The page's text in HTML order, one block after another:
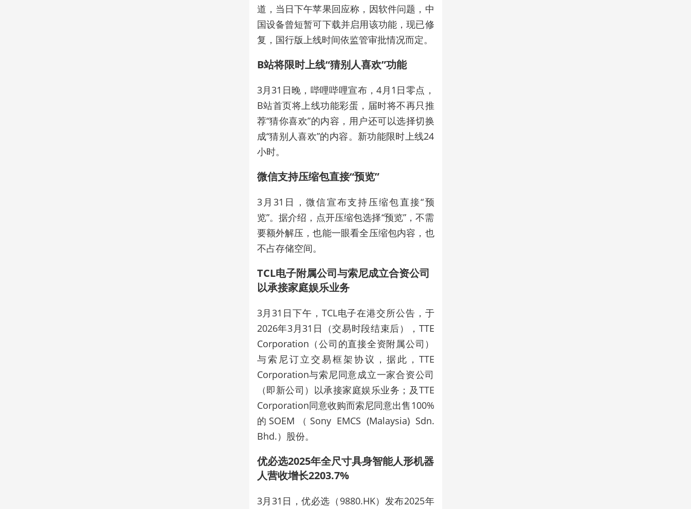
道，当日下午苹果回应称，因软件问题，中
国设备曾短暂可下载并启用该功能，现已修
复，国行版上线时间依监管审批情况而定。
B站将限时上线“猜别人喜欢”功能
3月31日晚，哔哩哔哩宣布，4月1日零点，
B站首页将上线功能彩蛋，届时将不再只推
荐“猜你喜欢”的内容，用户还可以选择切换
成“猜别人喜欢”的内容。新功能限时上线24
小时。
微信支持压缩包直接“预览”
3月31日，微信宣布支持压缩包直接“预
览”。据介绍，点开压缩包选择“预览”，不需
要额外解压，也能一眼看全压缩包内容，也
不占存储空间。
TCL电子附属公司与索尼成立合资公司
以承接家庭娱乐业务
3月31日下午，TCL电子在港交所公告，于
2026年3月31日（交易时段结束后），TTE
Corporation（公司的直接全资附属公司）
与索尼订立交易框架协议，据此，TTE
Corporation与索尼同意成立一家合资公司
（即新公司）以承接家庭娱乐业务；及TTE
Corporation同意收购而索尼同意出售100%
的SOEM（Sony EMCS (Malaysia) Sdn.
Bhd.）股份。
优必选2025年全尺寸具身智能人形机器
人营收增长2203.7%
3月31日，优必选（9880.HK）发布2025年